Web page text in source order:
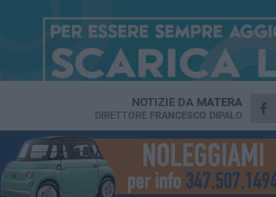
NOTIZIE DA MATERA
DIRETTORE FRANCESCO DIPALO